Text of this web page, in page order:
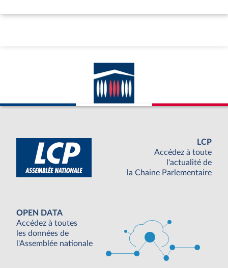
LCP
Accédez à toute
l'actualité de
la Chaine Parlementaire
OPEN DATA
Accédez à toutes
les données de
l'Assemblée nationale